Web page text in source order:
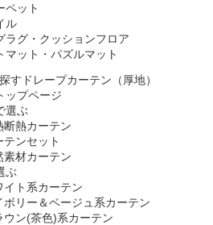
ペット
ル
ラグ・クッションフロア
マット・パズルマット
ドレープカーテン（厚地）
ップページ
選ぶ
断熱カーテン
テンセット
素材カーテン
ぶ
イト系カーテン
ボリー＆ベージュ系カーテン
ウン(茶色)系カーテン